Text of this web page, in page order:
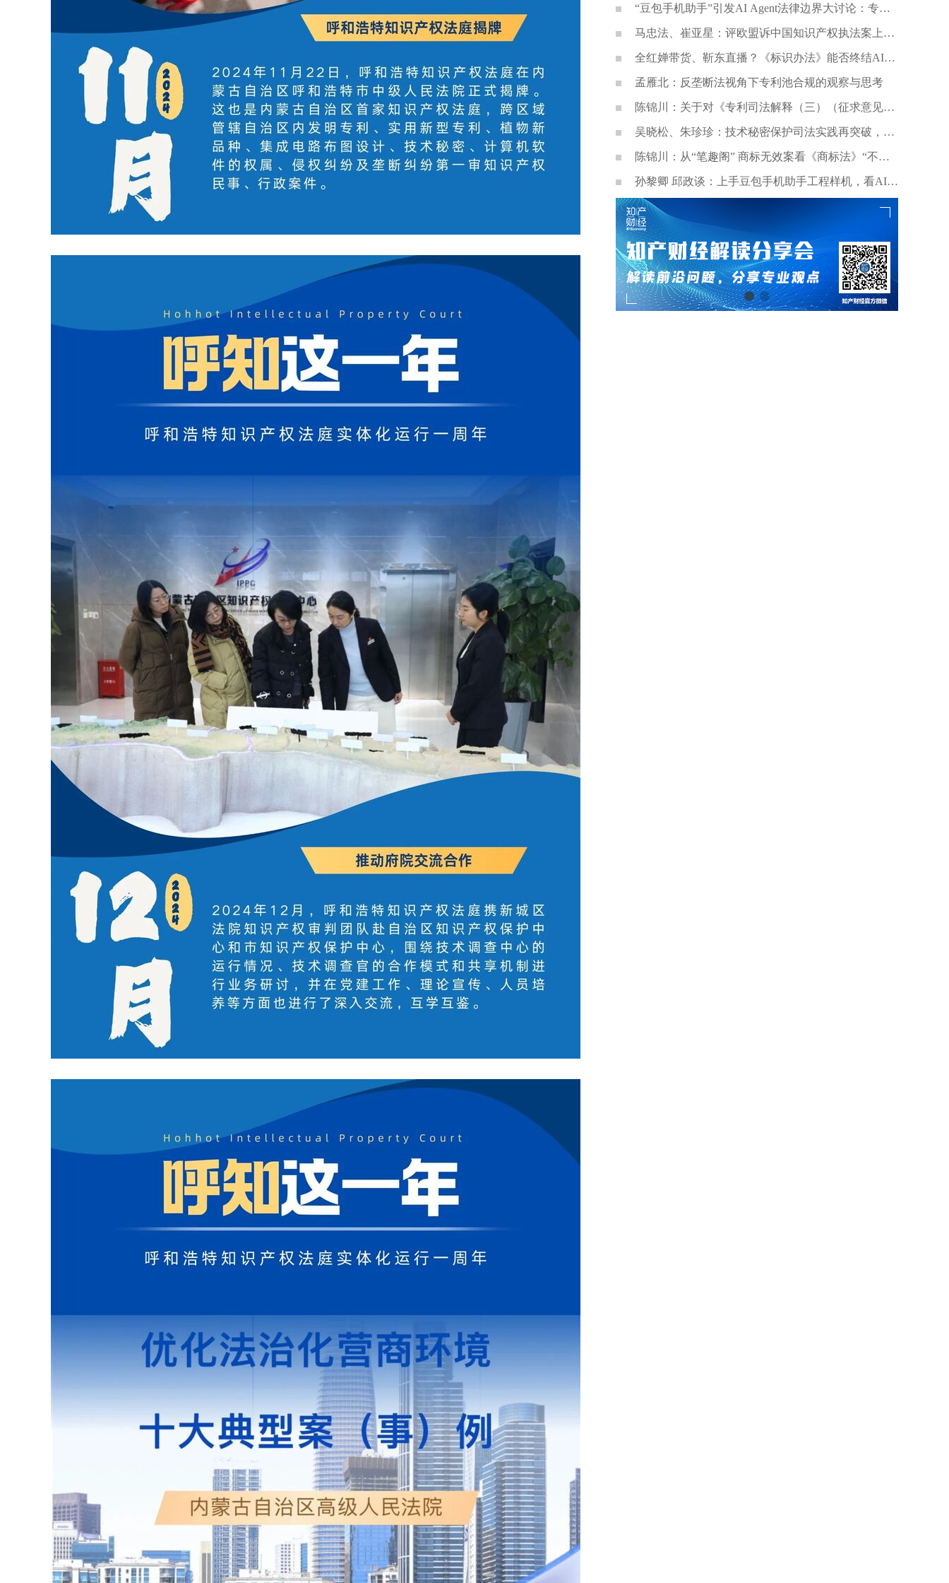
“豆包手机助手”引发AI Agent法律边界大讨论：专家
深度剖析数据合规与竞争秩序
马忠法、崔亚星：评欧盟诉中国知识产权执法案上诉
仲裁裁决
全红婵带货、靳东直播？《标识办法》能否终结AI拟
声乱象？
孟雁北：反垄断法视角下专利池合规的观察与思考
陈锦川：关于对《专利司法解释（三）（征求意见
稿）》几个诉讼程序问题的意见建议
吴晓松、朱珍珍：技术秘密保护司法实践再突破，高
质量审判护航科技创新——北京精雕公司诉田某、深
圳创世纪公司侵害技术秘密案浅析
陈锦川：从“笔趣阁” 商标无效案看《商标法》“不良
影响”条款的司法适用边界
孙黎卿 邱政谈：上手豆包手机助手工程样机，看AI手
机行业法律风险